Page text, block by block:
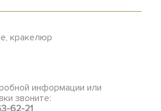
кракелюр
информации или
звоните:
62-21